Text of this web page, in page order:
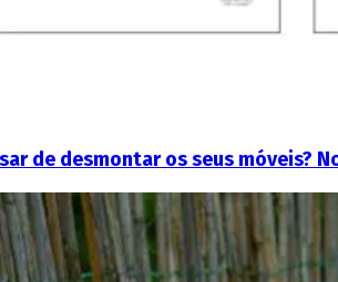
de desmontar os seus móveis?